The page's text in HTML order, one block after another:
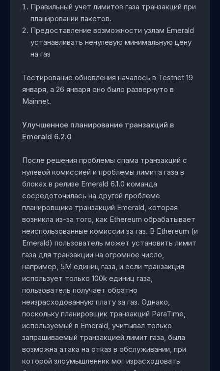
Правильный учет лимитов газа транзакций при
планировании пакетов.
Предоставление возможности узлам Emerald
устанавливать ненулевую минимальную цену
на газ
Тестирование обновления началось в Testnet 19
января, а 26 января оно было развернуто в
Mainnet.
Улучшенное планирование транзакций в
Emerald 6.2.0
После решения проблемы спама транзакций с
нулевой комиссией и проблемы лимита газа в
блоках в релизе Emerald 6.1.0 команда
сосредоточилась на другой проблеме
планировщика транзакций Emerald, которая
возникла из-за того, как Ethereum обрабатывает
неиспользованные комиссии за газ. В Ethereum (и
Emerald) пользователь может установить лимит
газа для транзакции на огромное число,
например, 5M единиц газа, и если транзакция
использует только 100k единиц газа,
пользователь получает обратно
неизрасходованную плату за газ. Однако,
поскольку планировщик транзакций ParaTime,
используемый в Emerald, учитывал только
запрашиваемый транзакцией лимит газа, была
возможна атака на отказ в обслуживании, при
которой злоумышленник мог израсходовать